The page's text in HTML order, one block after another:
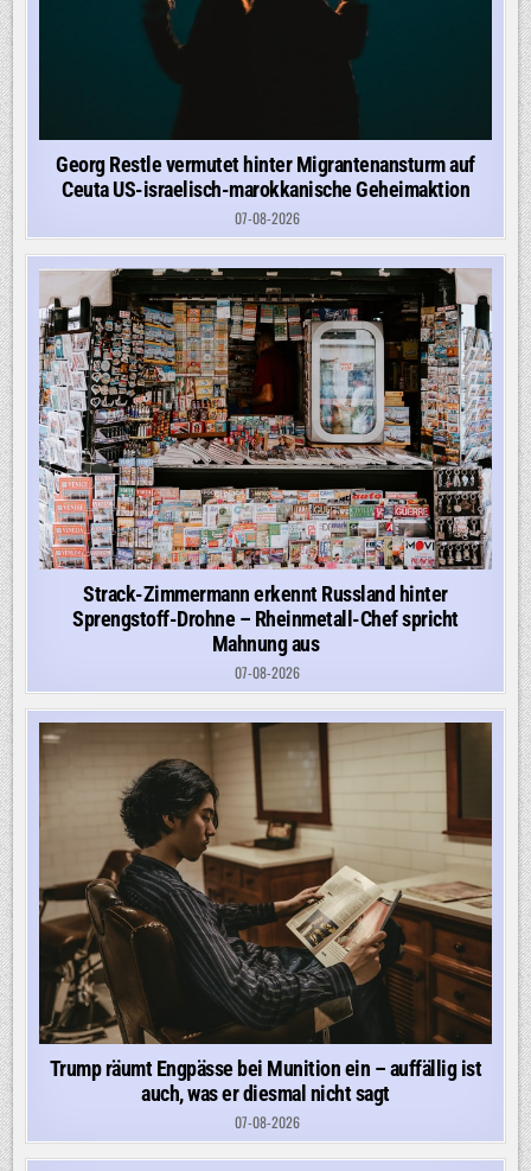
Georg Restle vermutet hinter Migrantenansturm auf
Ceuta US-israelisch-marokkanische Geheimaktion
07-08-2026
Strack-Zimmermann erkennt Russland hinter
Sprengstoff-Drohne – Rheinmetall-Chef spricht
Mahnung aus
07-08-2026
Trump räumt Engpässe bei Munition ein – auffällig ist
auch, was er diesmal nicht sagt
07-08-2026